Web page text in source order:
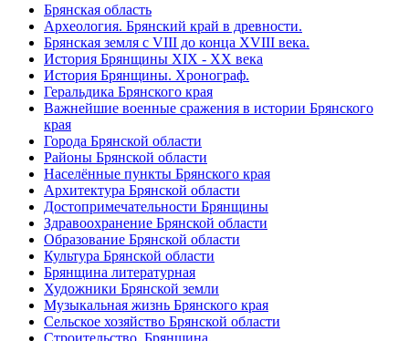
Брянская область
Археология. Брянский край в древности.
Брянская земля с VIII до конца XVIII века.
История Брянщины XIX - XX века
История Брянщины. Хронограф.
Геральдика Брянского края
Важнейшие военные сражения в истории Брянского
края
Города Брянской области
Районы Брянской области
Населённые пункты Брянского края
Архитектура Брянской области
Достопримечательности Брянщины
Здравоохранение Брянской области
Образование Брянской области
Культура Брянской области
Брянщина литературная
Художники Брянской земли
Музыкальная жизнь Брянского края
Сельское хозяйство Брянской области
Строительство. Брянщина.